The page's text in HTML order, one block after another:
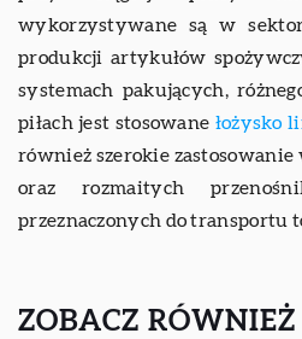
wykorzystywane są w
produkcji artykułów
systemach pakujących,
piłach jest stosowane łożysko
również szerokie zastosowanie
oraz rozmaitych
przeznaczonych do transportu
ZOBACZ RÓWNIEŻ